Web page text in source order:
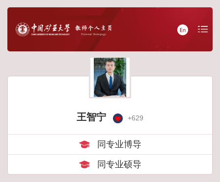
王智宁 +629
同专业博导
同专业硕导